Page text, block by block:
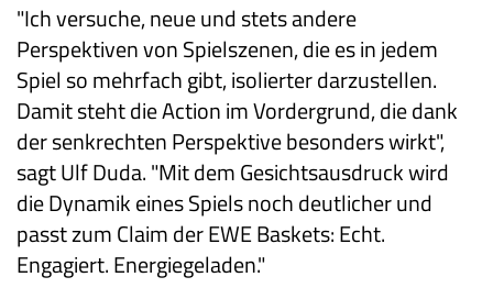
"Ich versuche, neue und stets andere
Perspektiven von Spielszenen, die es in jedem
Spiel so mehrfach gibt, isolierter darzustellen.
Damit steht die Action im Vordergrund, die dank
der senkrechten Perspektive besonders wirkt",
sagt Ulf Duda. "Mit dem Gesichtsausdruck wird
die Dynamik eines Spiels noch deutlicher und
passt zum Claim der EWE Baskets: Echt.
Engagiert. Energiegeladen."